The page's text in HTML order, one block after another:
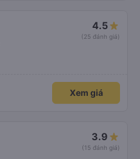
4.5
(25 đánh giá)
Xem giá
3.9
(15 đánh giá)